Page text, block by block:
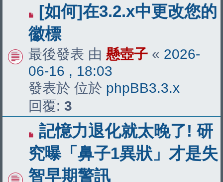
有
新
文
章
[如何]在3.2.x中更改您的
徽標
最後發表 由 懸壺子 « 2026-
06-16 , 18:03
發表於 位於 phpBB3.3.x
回覆: 3
有
新
文
記憶力退化就太晚了! 研
究曝「鼻子1異狀」才是失
智早期警訊